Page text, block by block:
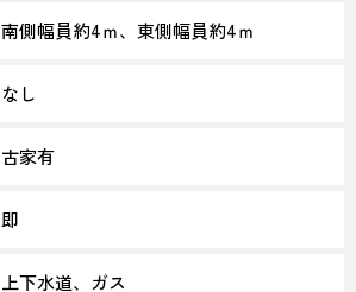
南側幅員約4ｍ、東側幅員約4ｍ
なし
古家有
即
上下水道、ガス